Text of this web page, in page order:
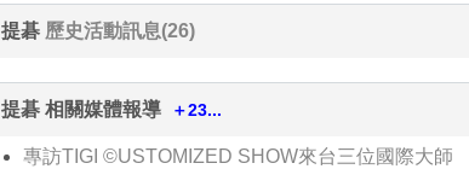
提碁 歷史活動訊息(26)
提碁 相關媒體報導 ＋23...
專訪TIGI ©USTOMIZED SHOW來台三位國際大師